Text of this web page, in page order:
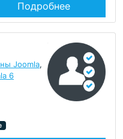
Подробнее
Joomla,
6